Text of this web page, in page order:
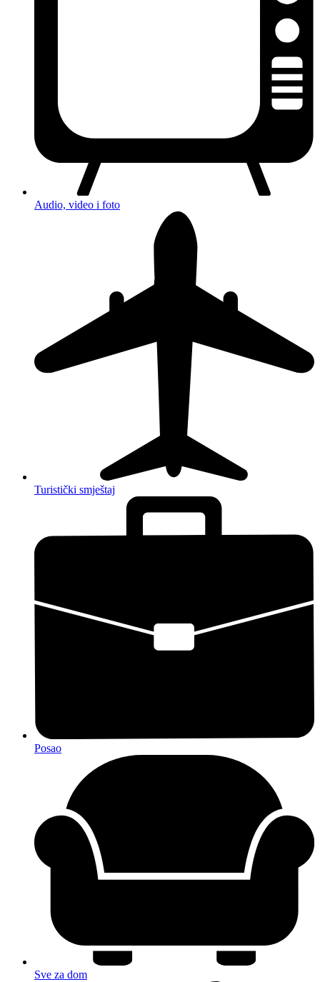
Audio, video i foto
Turistički smještaj
Posao
Sve za dom